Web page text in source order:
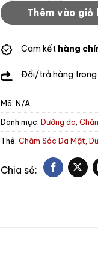
Thêm vào giỏ
Cam kết hàng
Đổi/trả hàng trong
Mã:N/A
Danh mục:Dưỡng da,
Thẻ:Chăm Sóc Da Mặt,